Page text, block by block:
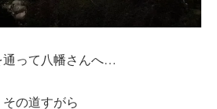
通って八幡さんへ…
その道すがら